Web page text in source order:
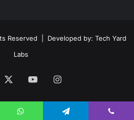
Reserved | Developed by: Tech Yard
Labs
YouTubeInstagram